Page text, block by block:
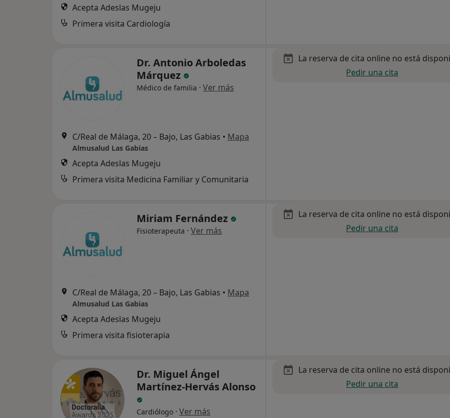
Acepta Adeslas Mugeju
Primera visita Cardiología
Dr. Antonio Arboledas
Márquez
Médico de familia · Ver más
C/Real de Málaga, 20 – Bajo, Las Gabias • Mapa
Almusalud Las Gabias
Acepta Adeslas Mugeju
Primera visita Medicina Familiar y Comunitaria
La reserva de cita online no está
Pedir una cita
Miriam Fernández
Fisioterapeuta · Ver más
C/Real de Málaga, 20 – Bajo, Las Gabias • Mapa
Almusalud Las Gabias
Acepta Adeslas Mugeju
Primera visita fisioterapia
La reserva de cita online no está
Pedir una cita
Dr. Miguel Ángel
Martínez-Hervás Alonso
Cardiólogo · Ver más
La reserva de cita online no está
Pedir una cita